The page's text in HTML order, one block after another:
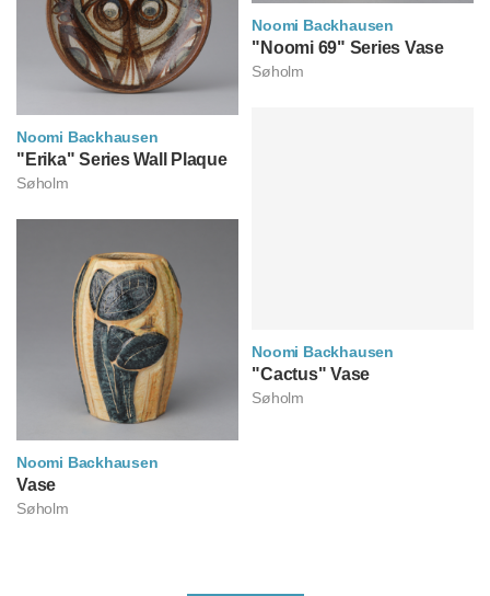
Noomi Backhausen
노미 바크하우센
"Erika" Series Wall Plaque
Søholm
Noomi Backhausen
노미 바크하우센
"Noomi 69" Series Vase
Søholm
Noomi Backhausen
노미 바크하우센
Vase
Søholm
Noomi Backhausen
노미 바크하우센
"Cactus" Vase
Søholm